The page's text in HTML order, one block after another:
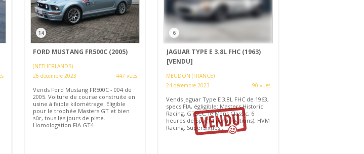
14
FORD MUSTANG FR500C (2005)
(NETHERLANDS)
26 décembre 2023
447 vues
Vends Ford Mustang FR500C - 004 de
2005. Voiture de course construite en
usine à faible kilométrage. Eligible
pour le trophée Masters GT et bien
sûr, tous les jours de piste.
Homologation FIA GT4
6
JAGUAR TYPE E 3.8L FHC (1963)
[VENDU]
MEUDON (FRANCE)
24 décembre 2023
90 vues
Vends Jaguar Type E 3,8L FHC de 1963,
specs FIA, égligible: Masters Historic
Racing, GTSCC, le Mans Classic, 6
heures de Spa (14 participations), HVM
Racing, SuperSixties...